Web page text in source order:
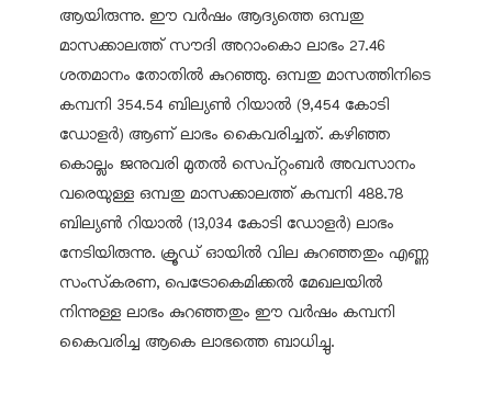
ആയിരുന്നു. ഈ വർഷം ആദ്യത്തെ ഒമ്പതു
മാസക്കാലത്ത് സൗദി അറാംകൊ ലാഭം 27.46
ശതമാനം തോതിൽ കുറഞ്ഞു. ഒമ്പതു മാസത്തിനിടെ
കമ്പനി 354.54 ബില്യൺ റിയാൽ (9,454 കോടി
ഡോളർ) ആണ് ലാഭം കൈവരിച്ചത്. കഴിഞ്ഞ
കൊല്ലം ജനുവരി മുതൽ സെപ്റ്റംബർ അവസാനം
വരെയുള്ള ഒമ്പതു മാസക്കാലത്ത് കമ്പനി 488.78
ബില്യൺ റിയാൽ (13,034 കോടി ഡോളർ) ലാഭം
നേടിയിരുന്നു. ക്രൂഡ് ഓയിൽ വില കുറഞ്ഞതും എണ്ണ
സംസ്‌കരണ, പെട്രോകെമിക്കൽ മേഖലയിൽ
നിന്നുള്ള ലാഭം കുറഞ്ഞതും ഈ വർഷം കമ്പനി
കൈവരിച്ച ആകെ ലാഭത്തെ ബാധിച്ചു.